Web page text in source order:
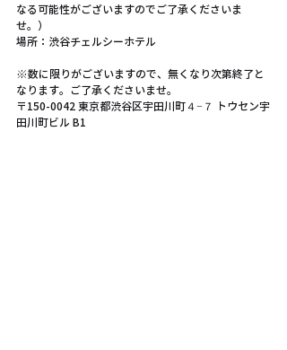
なる可能性がございますのでご了承くださいま
せ。）
場所：渋谷チェルシーホテル
※数に限りがございますので、無くなり次第終了と
なります。ご了承くださいませ。
〒150-0042 東京都渋谷区宇田川町４−７ トウセン宇
田川町ビル B1